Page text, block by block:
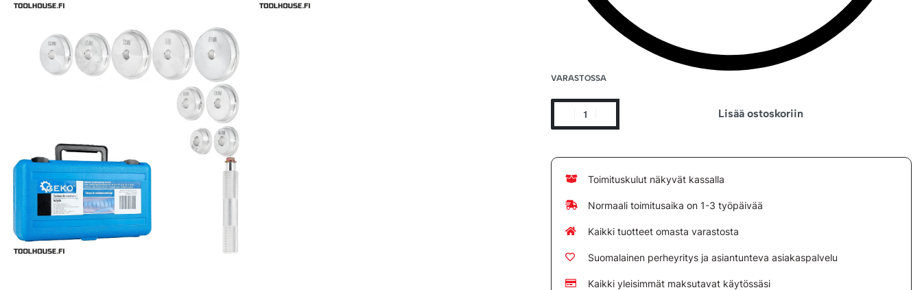
VARASTOSSA
Lisää ostoskoriin
Toimituskulut näkyvät kassalla
Normaali toimitusaika on 1-3 työpäivää
Kaikki tuotteet omasta varastosta
Suomalainen perheyritys ja asiantunteva asiakaspalvelu
Kaikki yleisimmät maksutavat käytössäsi